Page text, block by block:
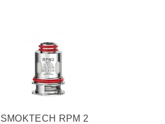
SMOKTECH RPM 2